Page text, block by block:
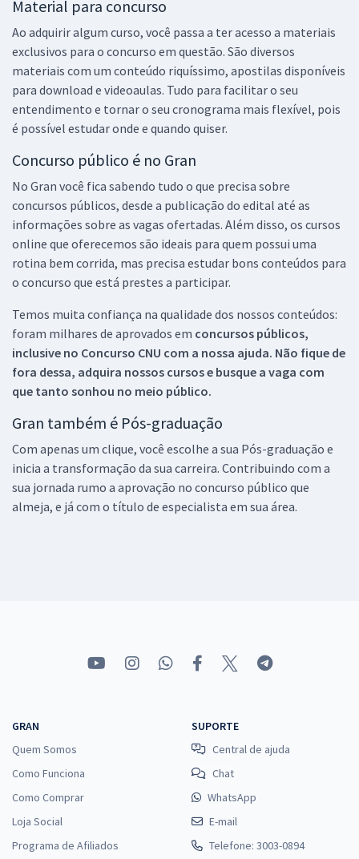
Material para concurso
Ao adquirir algum curso, você passa a ter acesso a materiais
exclusivos para o concurso em questão. São diversos
materiais com um conteúdo riquíssimo, apostilas disponíveis
para download e videoaulas. Tudo para facilitar o seu
entendimento e tornar o seu cronograma mais flexível, pois
é possível estudar onde e quando quiser.
Concurso público é no Gran
No Gran você fica sabendo tudo o que precisa sobre
concursos públicos, desde a publicação do edital até as
informações sobre as vagas ofertadas. Além disso, os cursos
online que oferecemos são ideais para quem possui uma
rotina bem corrida, mas precisa estudar bons conteúdos para
o concurso que está prestes a participar.
Temos muita confiança na qualidade dos nossos conteúdos:
foram milhares de aprovados em concursos públicos,
inclusive no Concurso CNU com a nossa ajuda. Não fique de
fora dessa, adquira nossos cursos e busque a vaga com
que tanto sonhou no meio público.
Gran também é Pós-graduação
Com apenas um clique, você escolhe a sua Pós-graduação e
inicia a transformação da sua carreira. Contribuindo com a
sua jornada rumo a aprovação no concurso público que
almeja, e já com o título de especialista em sua área.
GRAN
Quem Somos
Como Funciona
Como Comprar
Loja Social
Programa de Afiliados
SUPORTE
Central de ajuda
Chat
WhatsApp
E-mail
Telefone: 3003-0894